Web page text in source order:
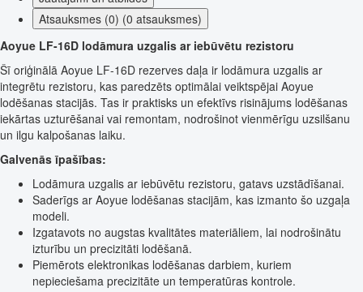
Atsauksmes (0) (0 atsauksmes)
Aoyue LF-16D lodāmura uzgalis ar iebūvētu rezistoru
Šī oriģinālā Aoyue LF-16D rezerves daļa ir lodāmura uzgalis ar
integrētu rezistoru, kas paredzēts optimālai veiktspējai Aoyue
lodēšanas stacijās. Tas ir praktisks un efektīvs risinājums lodēšanas
iekārtas uzturēšanai vai remontam, nodrošinot vienmērīgu uzsilšanu
un ilgu kalpošanas laiku.
Galvenās īpašības:
Lodāmura uzgalis ar iebūvētu rezistoru, gatavs uzstādīšanai.
Saderīgs ar Aoyue lodēšanas stacijām, kas izmanto šo uzgaļa
modeli.
Izgatavots no augstas kvalitātes materiāliem, lai nodrošinātu
izturību un precizitāti lodēšanā.
Piemērots elektronikas lodēšanas darbiem, kuriem
nepieciešama precizitāte un temperatūras kontrole.